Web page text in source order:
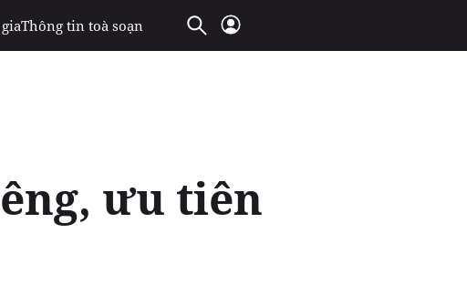
Thông tin toà soạn
ưu tiên